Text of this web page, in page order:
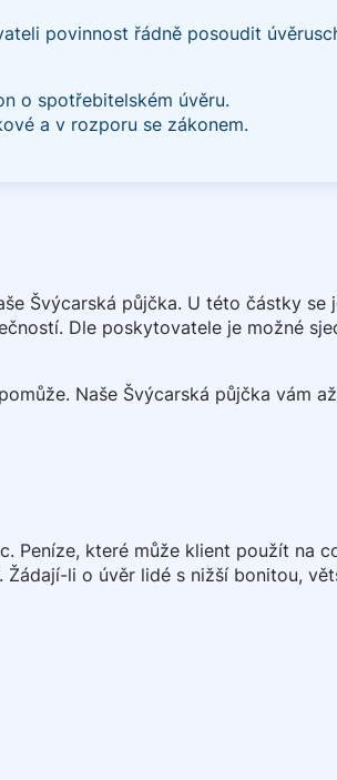
povinnost řádně posoudit
o spotřebitelském úvěru.
a v rozporu se zákonem.
Švýcarská půjčka. U této částky
Dle poskytovatele je možné
Naše Švýcarská půjčka vám
Peníze, které může klient použít na
li o úvěr lidé s nižší bonitou,